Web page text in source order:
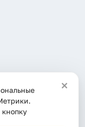
×
кнопку